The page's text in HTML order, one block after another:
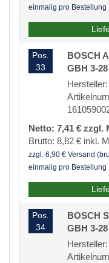
einmalig pro Bestellung
Pos.
33
BOSCH
GBH 3-
Netto: 7,41 € zzgl.
Brutto: 8,82 € inkl.
zzgl. 6,90 € Versand
einmalig pro Bestellung
Pos.
34
BOSCH
GBH 3-